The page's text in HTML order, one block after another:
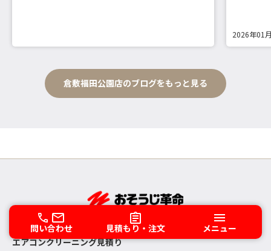
2026年01
倉敷福田公園店のブログをもっと見る
問い合わせ 見積もり・注文
メニュー
エアコンクリーニング見積り